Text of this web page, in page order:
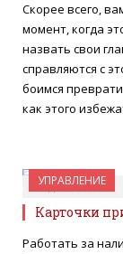
Скорее всего,
момент, когда
назвать свои
справляются с
боимся
как этого
УПРАВЛЕНИЕ
07 ДЕКАБРЯ 2020
Карточки
Работать за